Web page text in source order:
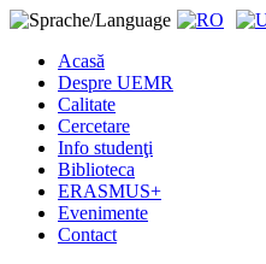
Acasă
Despre UEMR
Calitate
Cercetare
Info studenţi
Biblioteca
ERASMUS+
Evenimente
Contact